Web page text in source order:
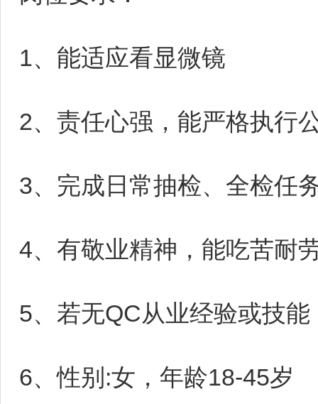
1、能适应看显微镜
2、责任心强，能严格执行
3、完成日常抽检、全检任
4、有敬业精神，能吃苦耐
5、若无QC从业经验或技
6、性别:女，年龄18-45岁